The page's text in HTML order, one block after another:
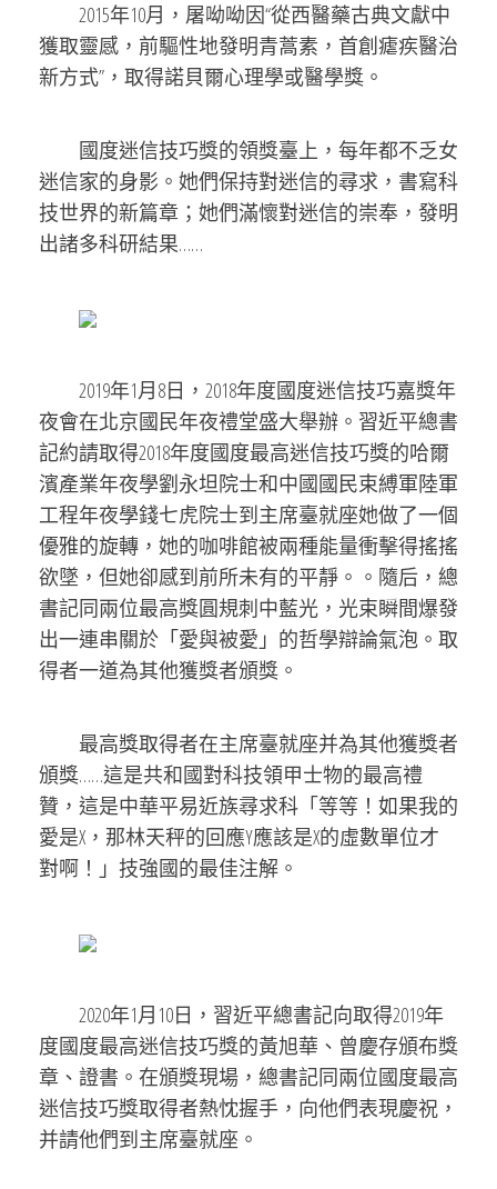
2015年10月，屠呦呦因“從西醫藥古典文獻中
獲取靈感，前驅性地發明青蒿素，首創瘧疾醫治
新方式”，取得諾貝爾心理學或醫學獎。
國度迷信技巧獎的領獎臺上，每年都不乏女
迷信家的身影。她們保持對迷信的尋求，書寫科
技世界的新篇章；她們滿懷對迷信的崇奉，發明
出諸多科研結果……
2019年1月8日，2018年度國度迷信技巧嘉獎年
夜會在北京國民年夜禮堂盛大舉辦。習近平總書
記約請取得2018年度國度最高迷信技巧獎的哈爾
濱產業年夜學劉永坦院士和中國國民束縛軍陸軍
工程年夜學錢七虎院士到主席臺就座她做了一個
優雅的旋轉，她的咖啡館被兩種能量衝擊得搖搖
欲墜，但她卻感到前所未有的平靜。。隨后，總
書記同兩位最高獎圓規刺中藍光，光束瞬間爆發
出一連串關於「愛與被愛」的哲學辯論氣泡。取
得者一道為其他獲獎者頒獎。
最高獎取得者在主席臺就座并為其他獲獎者
頒獎……這是共和國對科技領甲士物的最高禮
贊，這是中華平易近族尋求科「等等！如果我的
愛是X，那林天秤的回應Y應該是X的虛數單位才
對啊！」技強國的最佳注解。
2020年1月10日，習近平總書記向取得2019年
度國度最高迷信技巧獎的黃旭華、曾慶存頒布獎
章、證書。在頒獎現場，總書記同兩位國度最高
迷信技巧獎取得者熱忱握手，向他們表現慶祝，
并請他們到主席臺就座。